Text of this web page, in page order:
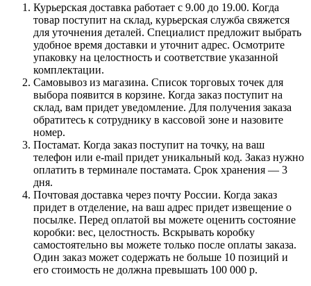
Курьерская доставка работает с 9.00 до 19.00. Когда
товар поступит на склад, курьерская служба свяжется
для уточнения деталей. Специалист предложит выбрать
удобное время доставки и уточнит адрес. Осмотрите
упаковку на целостность и соответствие указанной
комплектации.
Самовывоз из магазина. Список торговых точек для
выбора появится в корзине. Когда заказ поступит на
склад, вам придет уведомление. Для получения заказа
обратитесь к сотруднику в кассовой зоне и назовите
номер.
Постамат. Когда заказ поступит на точку, на ваш
телефон или e-mail придет уникальный код. Заказ нужно
оплатить в терминале постамата. Срок хранения — 3
дня.
Почтовая доставка через почту России. Когда заказ
придет в отделение, на ваш адрес придет извещение о
посылке. Перед оплатой вы можете оценить состояние
коробки: вес, целостность. Вскрывать коробку
самостоятельно вы можете только после оплаты заказа.
Один заказ может содержать не больше 10 позиций и
его стоимость не должна превышать 100 000 р.